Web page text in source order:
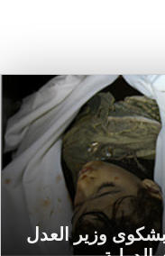
وزير العدل